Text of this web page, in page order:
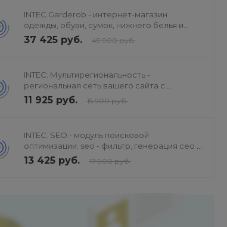
INTEC.Garderob - интернет-магазин
одежды, обуви, сумок, нижнего белья и
аксессуаров
37 425 руб. 49 900 руб.
INTEC: Мультирегиональность -
региональная сеть вашего сайта с
продвижением в поисковиках
11 925 руб. 15 900 руб.
INTEC. SEO - модуль поисковой
оптимизации: seo - фильтр, генерация сео -
текстов, H1, мета-тегов
13 425 руб. 17 900 руб.